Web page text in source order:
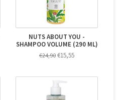
NUTS ABOUT YOU -
SHAMPOO VOLUME (290 ML)
€24,90 €15,55